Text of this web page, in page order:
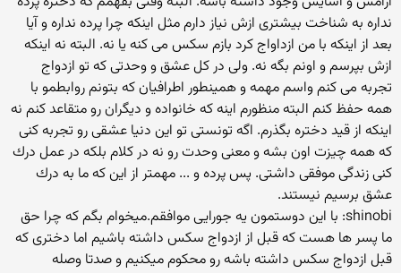
نداره به شناخت بیشتری ازش نیاز دارم مثل اینكه چرا پرده نداره و آیا
بعد از اینكه با من ازداواج كرد بازم سكس می كنه یا نه. البته نه اینكه
ازش بپرسم و اونم بگه نه. ولی در كل عشق و وحدتی كه تو ازدواج
تجربه می كنم واسم مهمه و همینطور اطرافیان كه بتونم روابطمو با
همه حفظ كنم البته منظورم اینه كه خانواده و دیگران رو متقاعد كنم نه
اینكه از قید دختره بگذرم. اگه تونستی تو این دنیا عشقی رو تجربه كنی
كه همه چیزت اون بشه و معنی وحدت رو نه در كلام بلكه در عمل درك
كنی زندگی موفقی داشتی. پس پرده و ... مهمتر از این كه ما به درك
عشق برسیم نیستند.
shinobi: با این دوستمون یه جورایی موافقم.میخوام بگم كه چرا حق
ما پسر ها هست كه قبل از ازدواج سكس داشته باشیم اما دختری كه
قبل ازدواج سكس داشته باشه رو محكوم میكنیم و صدتا وصله